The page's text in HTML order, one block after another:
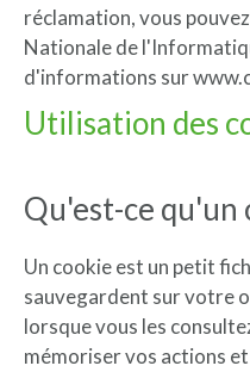
réclamation, vous
Nationale de
d'informations sur
Utilisation des
Qu'est-ce qu'un
Un cookie est un petit
sauvegardent sur votre
lorsque vous les
mémoriser vos actions